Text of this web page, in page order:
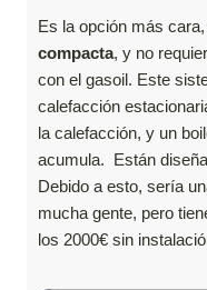
Es la opción más
compacta, y no
con el gasoil. Este
calefacción
la calefacción, y un
acumula. Están
Debido a esto, sería
mucha gente, pero
los 2000€ sin